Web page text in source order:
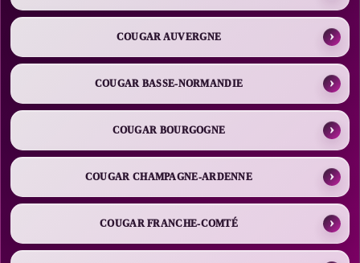
COUGAR AUVERGNE
COUGAR BASSE-NORMANDIE
COUGAR BOURGOGNE
COUGAR CHAMPAGNE-ARDENNE
COUGAR FRANCHE-COMTÉ